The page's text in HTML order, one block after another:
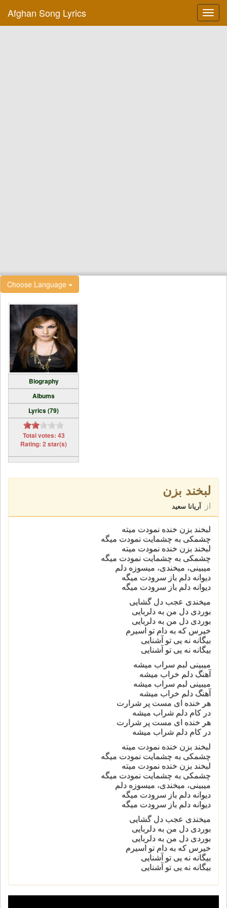
Afghan Song Lyrics
Choose Language
Biography
Albums
Lyrics (79)
Total votes: 43
Rating: 2 star(s)
لبخند بزن
از آریانا سعید
لبخند بزن خنده نمودت میته
چشمکی به چشمایت نمودت میگه
لبخند بزن خنده نمودت میته
چشمکی به چشمایت نمودت میگه
میبینی، میخندی، میسوزه دلم
دیوانه دلم باز سرودت میگه
دیوانه دلم باز سرودت میگه
میخندی عجب دل گشایی
بوردی دل من به دلربایی
بوردی دل من به دلربایی
خیرس که به دام تو اسیرم
بیگانه نه یی تو آشنایی
بیگانه نه یی تو آشنایی
میبینی لبم سراب میشه
آهنگ دلم خراب میشه
میبینی لبم سراب میشه
آهنگ دلم خراب میشه
هر خنده ای مست پر شرارت
در کام دلم شراب میشه
هر خنده ای مست پر شرارت
در کام دلم شراب میشه
لبخند بزن خنده نمودت میته
چشمکی به چشمایت نمودت میگه
لبخند بزن خنده نمودت میته
چشمکی به چشمایت نمودت میگه
میبینی، میخندی، میسوزه دلم
دیوانه دلم باز سرودت میگه
دیوانه دلم باز سرودت میگه
میخندی عجب دل گشایی
بوردی دل من به دلربایی
بوردی دل من به دلربایی
خیرس که به دام تو اسیرم
بیگانه نه یی تو آشنایی
بیگانه نه یی تو آشنایی